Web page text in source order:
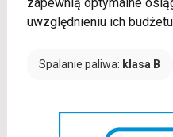
uwzględnieniu ich
Spalanie paliwa: klasa B